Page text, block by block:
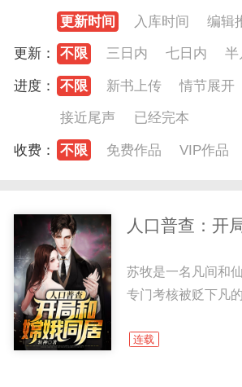
更新时间
入库时间
编辑
更新：
不限 三日内 七日内 半
进度：
不限 新书上传 情节展开
接近尾声
已经完本
收费：
不限 免费作品 VIP作品
人口普查：开
苏牧是一名凡间和
专门考核被贬下凡
了人口普查，采访
连载